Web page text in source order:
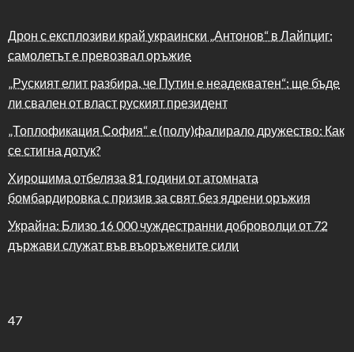
Дрон с експлозиви край украински „Антонов“ в Лайпциг:
самолетът е превозвал оръжие
„Руският елит разбира, че Путин е неадекватен“: ще бъде
ли свален от власт руският президент
„Топлофикация София“ e (полу)фалирало дружество: Как
се стигна дотук?
Хирошима отбеляза 81 години от атомната
бомбардировка с призив за свят без ядрени оръжия
Украйна: Близо 16 000 чуждестранни доброволци от 72
държави служат във въоръжените сили
47